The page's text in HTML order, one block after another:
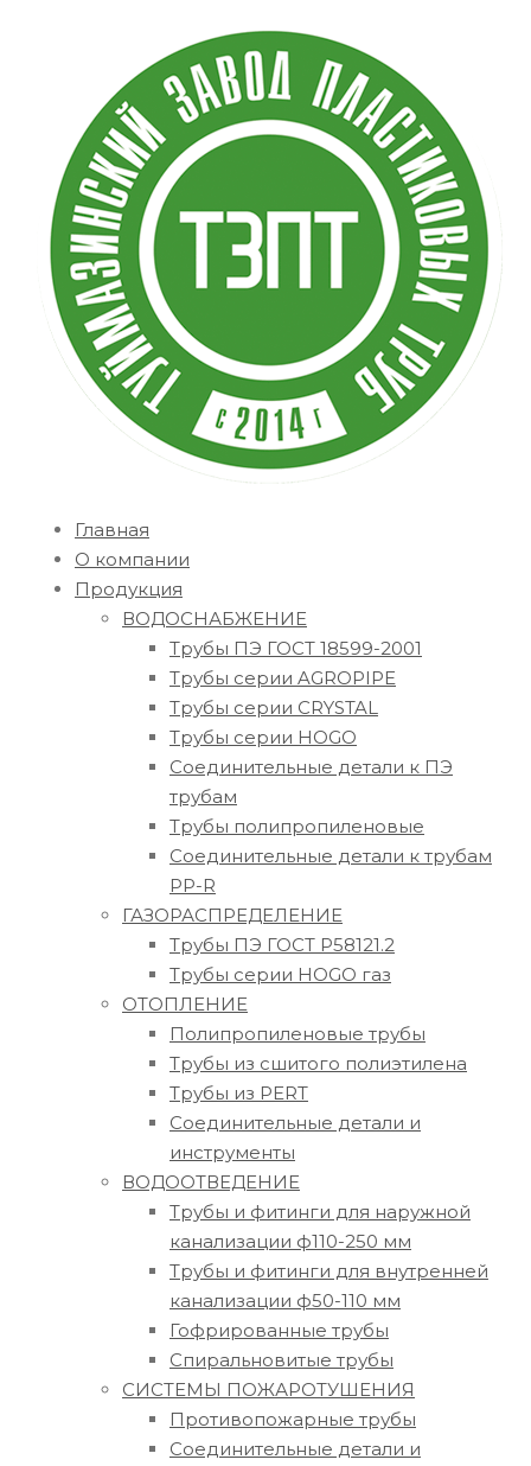
Главная
О компании
Продукция
ВОДОСНАБЖЕНИЕ
Трубы ПЭ ГОСТ 18599-2001
Трубы серии AGROPIPE
Трубы серии CRYSTAL
Трубы серии HOGO
Соединительные детали к ПЭ
трубам
Трубы полипропиленовые
Соединительные детали к трубам
PP-R
ГАЗОРАСПРЕДЕЛЕНИЕ
Трубы ПЭ ГОСТ Р58121.2
Трубы серии HOGO газ
ОТОПЛЕНИЕ
Полипропиленовые трубы
Трубы из сшитого полиэтилена
Трубы из PERT
Соединительные детали и
инструменты
ВОДООТВЕДЕНИЕ
Трубы и фитинги для наружной
канализации ф110-250 мм
Трубы и фитинги для внутренней
канализации ф50-110 мм
Гофрированные трубы
Спиральновитые трубы
СИСТЕМЫ ПОЖАРОТУШЕНИЯ
Противопожарные трубы
Соединительные детали и